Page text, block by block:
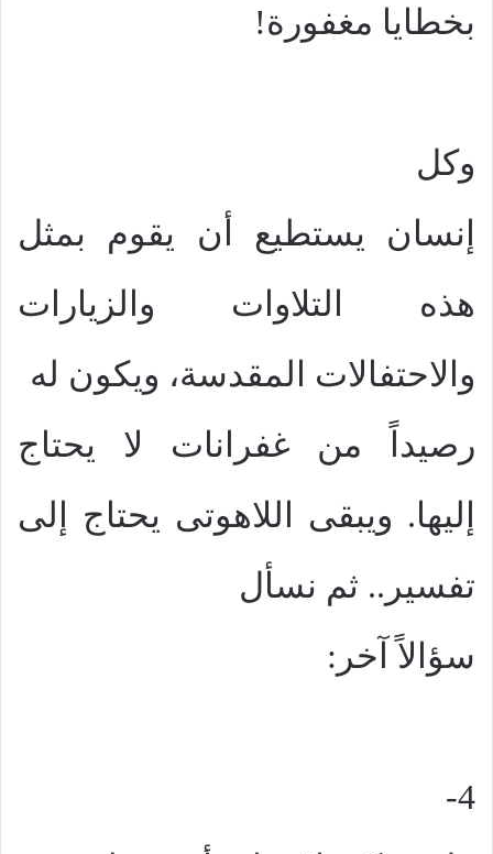
بخطايا مغفورة!
وكل
إنسان يستطيع أن يقوم بمثل
هذه التلاوات والزيارات
والاحتفالات المقدسة، ويكون له
رصيداً من غفرانات لا يحتاج
إليها. ويبقى اللاهوتى يحتاج إلى
تفسير.. ثم نسأل
سؤالاً آخر:
4-